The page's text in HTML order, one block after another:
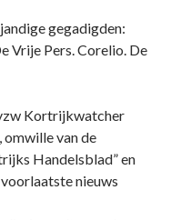
gegadigden:
Vrije Pers. Corelio. De
Kortrijkwatcher
van de
Handelsblad” en
nieuws